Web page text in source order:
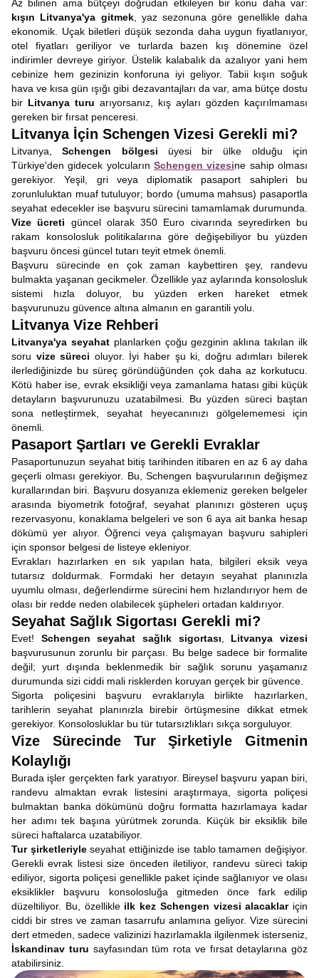
Az bilinen ama bütçeyi doğrudan etkileyen bir konu daha var:
kışın Litvanya'ya gitmek, yaz sezonuna göre genellikle daha
ekonomik. Uçak biletleri düşük sezonda daha uygun fiyatlanıyor,
otel fiyatları geriliyor ve turlarda bazen kış dönemine özel
indirimler devreye giriyor. Üstelik kalabalık da azalıyor yani hem
cebinize hem gezinizin konforuna iyi geliyor. Tabii kışın soğuk
hava ve kısa gün ışığı gibi dezavantajları da var, ama bütçe dostu
bir Litvanya turu arıyorsanız, kış ayları gözden kaçırılmaması
gereken bir fırsat penceresi.
Litvanya İçin Schengen Vizesi Gerekli mi?
Litvanya,Schengen bölgesi üyesi bir ülke olduğu için
Türkiye'den gidecek yolcuların Schengen vizesine sahip olması
gerekiyor. Yeşil, gri veya diplomatik pasaport sahipleri bu
zorunluluktan muaf tutuluyor; bordo (umuma mahsus) pasaportla
seyahat edecekler ise başvuru sürecini tamamlamak durumunda.
Vize ücreti güncel olarak 350 Euro civarında seyredirken bu
rakam konsolosluk politikalarına göre değişebiliyor bu yüzden
başvuru öncesi güncel tutarı teyit etmek önemli.
Başvuru sürecinde en çok zaman kaybettiren şey, randevu
bulmakta yaşanan gecikmeler. Özellikle yaz aylarında konsolosluk
sistemi hızla doluyor, bu yüzden erken hareket etmek
başvurunuzu güvence altına almanın en garantili yolu.
Litvanya Vize Rehberi
Litvanya'ya seyahatplanlarken çoğu gezginin aklına takılan ilk
soru vize süreci oluyor. İyi haber şu ki, doğru adımları bilerek
ilerlediğinizde bu süreç göründüğünden çok daha az korkutucu.
Kötü haber ise, evrak eksikliği veya zamanlama hatası gibi küçük
detayların başvurunuzu uzatabilmesi. Bu yüzden süreci baştan
sona netleştirmek, seyahat heyecanınızı gölgelememesi için
önemli.
Pasaport Şartları ve Gerekli Evraklar
Pasaportunuzun seyahat bitiş tarihinden itibaren en az 6 ay daha
geçerli olması gerekiyor. Bu, Schengen başvurularının değişmez
kurallarından biri. Başvuru dosyanıza eklemeniz gereken belgeler
arasında biyometrik fotoğraf, seyahat planınızı gösteren uçuş
rezervasyonu, konaklama belgeleri ve son 6 aya ait banka hesap
dökümü yer alıyor. Öğrenci veya çalışmayan başvuru sahipleri
için sponsor belgesi de listeye ekleniyor.
Evrakları hazırlarken en sık yapılan hata, bilgileri eksik veya
tutarsız doldurmak. Formdaki her detayın seyahat planınızla
uyumlu olması, değerlendirme sürecini hem hızlandırıyor hem de
olası bir redde neden olabilecek şüpheleri ortadan kaldırıyor.
Seyahat Sağlık Sigortası Gerekli mi?
Evet! Schengen seyahat sağlık sigortası
Litvanya vizesi
başvurusunun zorunlu bir parçası. Bu belge sadece bir formalite
değil; yurt dışında beklenmedik bir sağlık sorunu yaşamanız
durumunda sizi ciddi mali risklerden koruyan gerçek bir güvence.
Sigorta poliçesini başvuru evraklarıyla birlikte hazırlarken,
tarihlerin seyahat planınızla birebir örtüşmesine dikkat etmek
gerekiyor. Konsolosluklar bu tür tutarsızlıkları sıkça sorguluyor.
Vize Sürecinde Tur Şirketiyle Gitmenin
Kolaylığı
Burada işler gerçekten fark yaratıyor. Bireysel başvuru yapan biri,
randevu almaktan evrak listesini araştırmaya, sigorta poliçesi
bulmaktan banka dökümünü doğru formatta hazırlamaya kadar
her adımı tek başına yürütmek zorunda. Küçük bir eksiklik bile
süreci haftalarca uzatabiliyor.
Tur şirketleriyleseyahat ettiğinizde ise tablo tamamen değişiyor.
Gerekli evrak listesi size önceden iletiliyor, randevu süreci takip
ediliyor, sigorta poliçesi genellikle paket içinde sağlanıyor ve olası
eksiklikler başvuru konsolosluğa gitmeden önce fark edilip
düzeltiliyor. Bu, özellikle ilk kez Schengen vizesi alacaklariçin
ciddi bir stres ve zaman tasarrufu anlamına geliyor. Vize sürecini
dert etmeden, sadece valizinizi hazırlamakla ilgilenmek isterseniz,
İskandinav turu sayfasından tüm rota ve fırsat detaylarına göz
atabilirsiniz.